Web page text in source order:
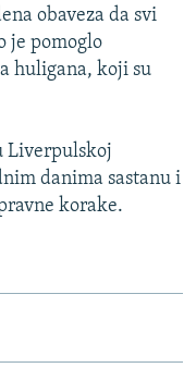
obaveza da svi
je pomoglo
huligana, koji su
Liverpulskoj
danima sastanu i
korake.